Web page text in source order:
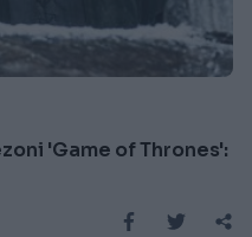
'Game of Thrones':